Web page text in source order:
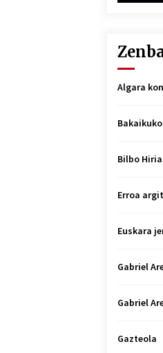
Algara
Bilbo
Erroa
Euskara
Gabriel
Gabriel
Gazteola